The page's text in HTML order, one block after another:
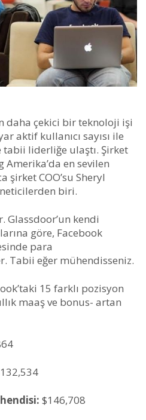
daha çekici bir teknoloji işi
aktif kullanıcı sayısı ile
tabii liderliğe ulaştı. Şirket
Amerika’da en sevilen
şirket COO’su Sheryl
biri.
Glassdoor’un kendi
göre, Facebook
para
Tabii eğer mühendisseniz.
15 farklı pozisyon
maaş ve bonus- artan
$146,708